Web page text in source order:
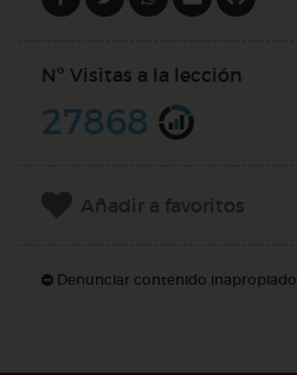
Nº Visitas a la lección
27868
Añadir a favoritos
Denunciar contenido inapropiado